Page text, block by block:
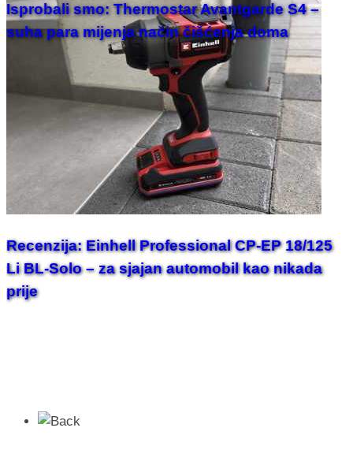
Isprobali smo: Thermostar Avantgarde S4 –
suha para mijenja način čišćenja doma
Recenzija: Einhell Professional CP-EP 18/125
Li BL-Solo – za sjajan automobil kao nikada
prije